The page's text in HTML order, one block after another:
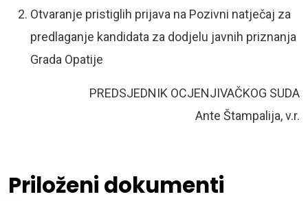
Otvaranje pristiglih prijava na Pozivni natječaj za
predlaganje kandidata za dodjelu javnih priznanja
Grada Opatije
PREDSJEDNIK OCJENJIVAČKOG SUDA
Ante Štampalija, v.r.
Priloženi dokumenti